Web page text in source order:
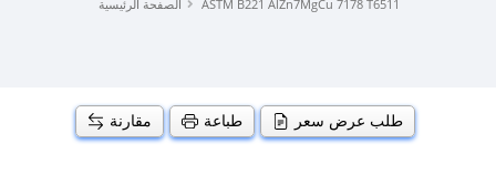
الصفحة الرئيسية ASTM B221 AlZn7MgCu 7178 T6511
مقارنة طباعة طلب عرض سعر